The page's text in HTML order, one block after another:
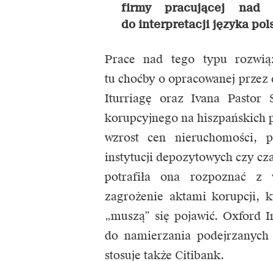
firmy pracującej nad
do interpretacji języka
Prace nad tego typu
tu choćby o opracowanej
Iturriagę oraz Ivana Pastor
korupcyjnego na hiszpańskich
wzrost cen nieruchomości,
instytucji depozytowych czy
potrafiła ona rozpoznać z
zagrożenie aktami korupcji,
„muszą” się pojawić. Oxford
do namierzania
stosuje także Citibank.